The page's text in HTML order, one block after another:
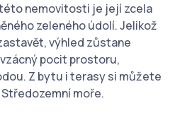
nemovitosti je její zcela
zeleného údolí. Jelikož
výhled zůstane
pocit prostoru,
Z bytu i terasy si můžete
moře.